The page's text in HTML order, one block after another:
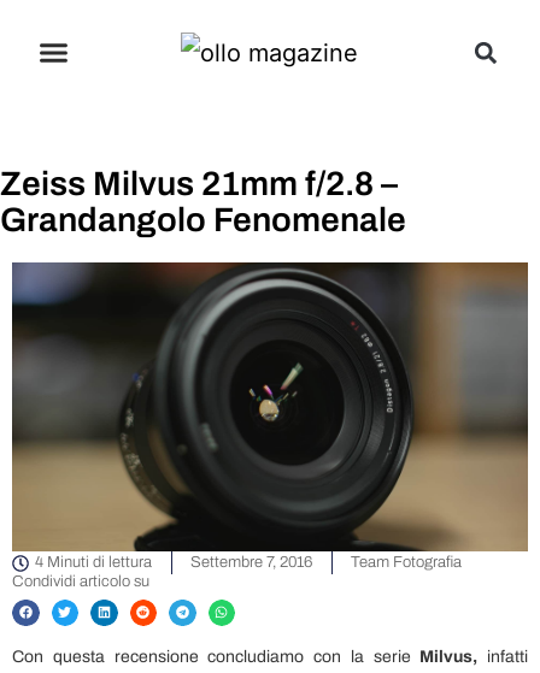
Zeiss Milvus 21mm f/2.8 –
Grandangolo Fenomenale
4 Minuti di lettura Settembre 7, 2016
Team Fotografia
Condividi articolo su
Con questa recensione concludiamo con la serie Milvus, infatti